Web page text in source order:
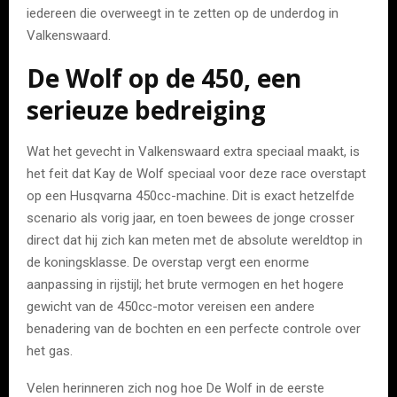
iedereen die overweegt in te zetten op de underdog in
Valkenswaard.
De Wolf op de 450, een
serieuze bedreiging
Wat het gevecht in Valkenswaard extra speciaal maakt, is
het feit dat Kay de Wolf speciaal voor deze race overstapt
op een Husqvarna 450cc-machine. Dit is exact hetzelfde
scenario als vorig jaar, en toen bewees de jonge crosser
direct dat hij zich kan meten met de absolute wereldtop in
de koningsklasse. De overstap vergt een enorme
aanpassing in rijstijl; het brute vermogen en het hogere
gewicht van de 450cc-motor vereisen een andere
benadering van de bochten en een perfecte controle over
het gas.
Velen herinneren zich nog hoe De Wolf in de eerste